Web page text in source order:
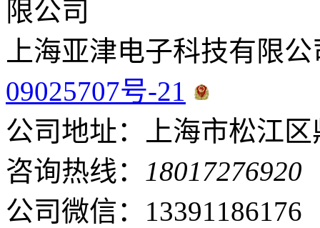
上海亚津电子科技有限
09025707号-21
公司地址：上海市松江区
咨询热线： 18017276920
公司微信：13391186176